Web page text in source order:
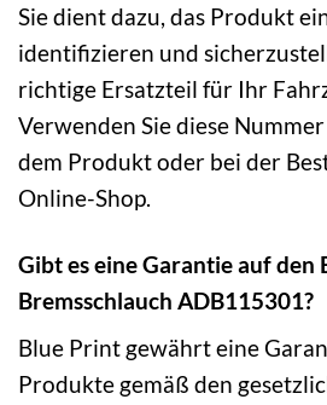
Sie dient dazu, das Produkt
identifizieren und
richtige Ersatzteil für Ihr
Verwenden Sie diese
dem Produkt oder bei der
Online-Shop.
Gibt es eine Garantie auf den
Bremsschlauch ADB115301?
Blue Print gewährt eine
Produkte gemäß den